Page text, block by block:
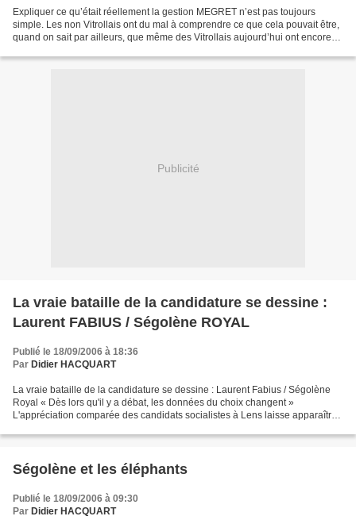
Expliquer ce qu’était réellement la gestion MEGRET n’est pas toujours
simple. Les non Vitrollais ont du mal à comprendre ce que cela pouvait être,
quand on sait par ailleurs, que même des Vitrollais aujourd’hui ont encore
Publicité
La vraie bataille de la candidature se dessine :
Laurent FABIUS / Ségolène ROYAL
Publié le 18/09/2006 à 18:36
Par Didier HACQUART
La vraie bataille de la candidature se dessine : Laurent Fabius / Ségolène
Royal « Dès lors qu'il y a débat, les données du choix changent »
L'appréciation comparée des candidats socialistes à Lens laisse apparaître
Ségolène et les éléphants
Publié le 18/09/2006 à 09:30
Par Didier HACQUART